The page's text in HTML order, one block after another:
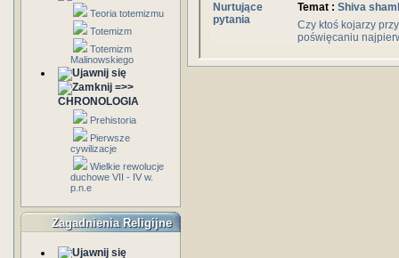
Teoria totemizmu
Totemizm
Totemizm
Malinowskiego
=>>
CHRONOLOGIA
Prehistoria
Pierwsze
cywilizacje
Wielkie rewolucje
duchowe VII - IV w.
p.n.e
Zagadnienia Religijne
Nurtujące
pytania
Temat : Shiva
Czy ktoś kojarzy
poświęcaniu